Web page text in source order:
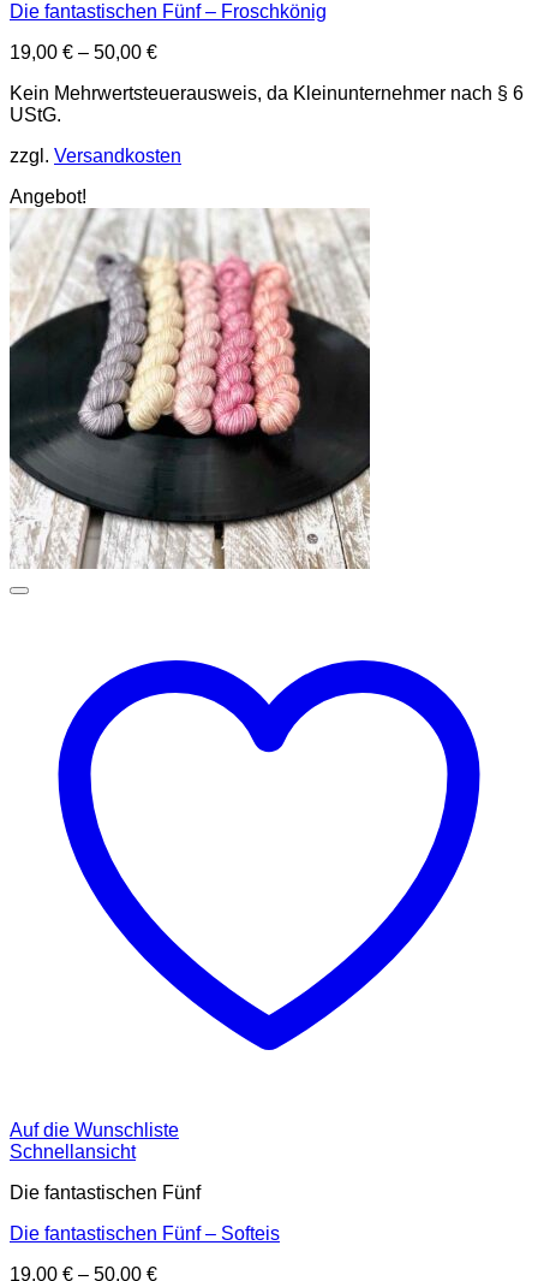
Die fantastischen Fünf – Froschkönig
19,00 € – 50,00 €
Kein Mehrwertsteuerausweis, da Kleinunternehmer nach § 6
UStG.
zzgl. Versandkosten
Angebot!
Auf die Wunschliste
Schnellansicht
Die fantastischen Fünf
Die fantastischen Fünf – Softeis
19,00 € – 50,00 €